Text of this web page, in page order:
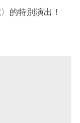
的特別演出！